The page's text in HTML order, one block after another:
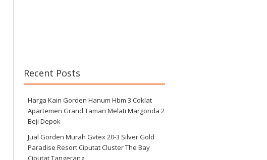
Recent Posts
Harga Kain Gorden Hanum Hbm 3 Coklat
Apartemen Grand Taman Melati Margonda 2
Beji Depok
Jual Gorden Murah Gvtex 20-3 Silver Gold
Paradise Resort Ciputat Cluster The Bay
Ciputat Tangerang